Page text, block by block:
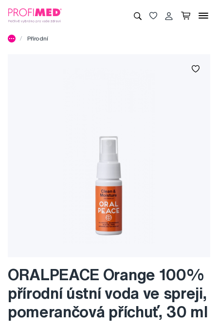
Přírodní
ORALPEACE Orange 100%
přírodní ústní voda ve spreji,
pomerančová příchuť, 30 ml